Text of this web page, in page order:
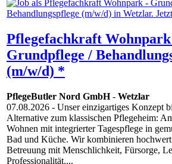
Pflegefachkraft
Grundpflege /
(m/w/d) *
PflegeButler Nord GmbH- Wetzlar
07.08.2026 - Unser einzigartiges Konzept
Alternative zum klassischen Pflegeheim:
Wohnen mit integrierter Tagespflege in
Bad und Küche. Wir kombinieren
Betreuung mit Menschlichkeit, Fürsorge,
Professionalität....